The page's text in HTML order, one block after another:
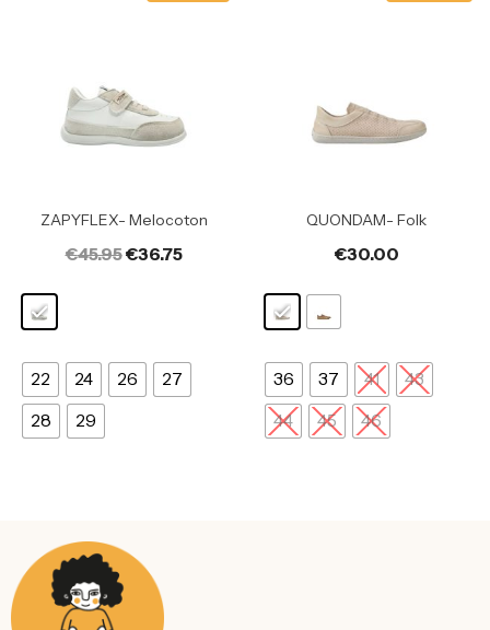
ZAPYFLEX- Melocoton
€45.95€36.75
22 24 26
27
28
29
QUONDAM- Folk
€30.00
36 37 41
43
44
45 46